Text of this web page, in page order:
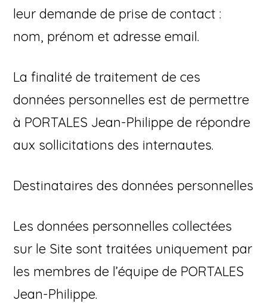
leur demande de prise de contact :
nom, prénom et adresse email.
La finalité de traitement de ces
données personnelles est de permettre
à PORTALES Jean-Philippe de répondre
aux sollicitations des internautes.
Destinataires des données personnelles
Les données personnelles collectées
sur le Site sont traitées uniquement par
les membres de l’équipe de PORTALES
Jean-Philippe.